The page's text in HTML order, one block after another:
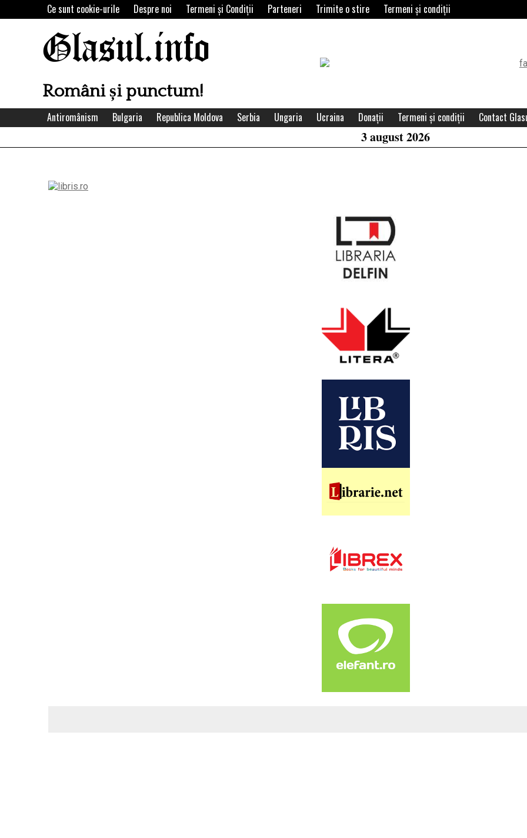
to
Ce sunt cookie-urile Despre noi Termeni şi Condiţii Parteneri Trimite o stire Termeni și condiții
Glasul.info
Români și punctum!
Header
Area
Antiromânism Bulgaria Republica Moldova Serbia Ungaria Ucraina Donații Termeni și condiții Contact
3 august 2026
Left
Asides